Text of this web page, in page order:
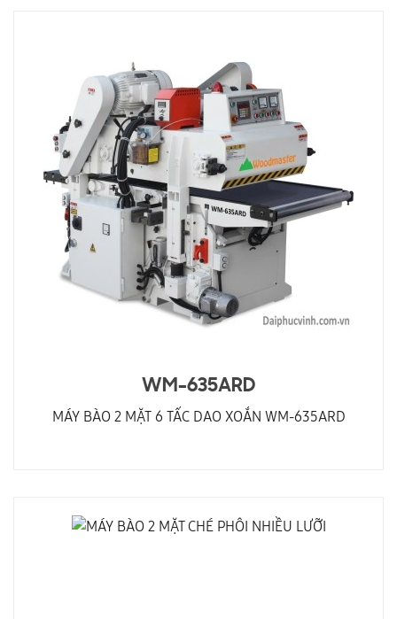
WM-635ARD
MÁY BÀO 2 MẶT 6 TẤC DAO XOẮN WM-635ARD